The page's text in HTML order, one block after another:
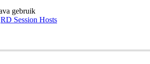
gebruik
RD Session Hosts